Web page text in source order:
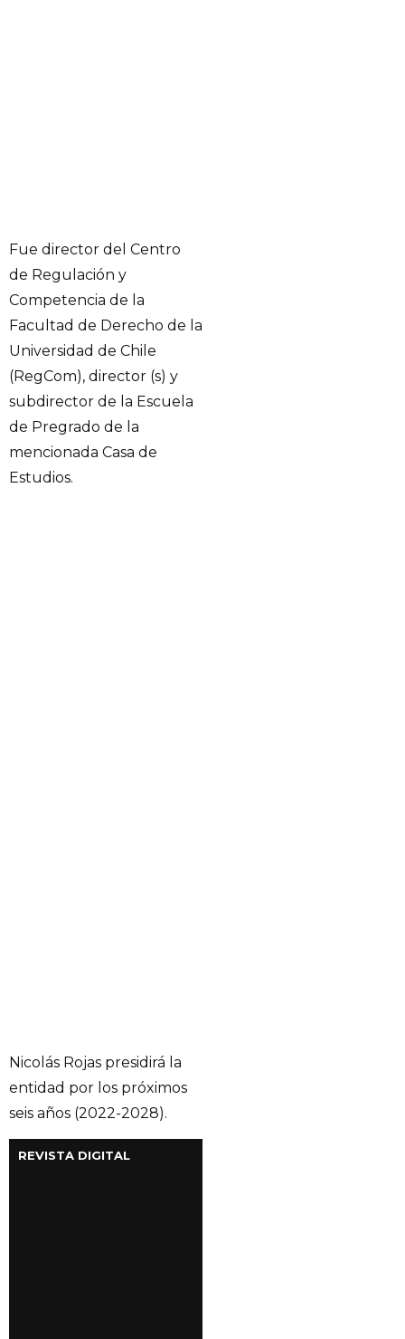
Fue director del Centro
de Regulación y
Competencia de la
Facultad de Derecho de la
Universidad de Chile
(RegCom), director (s) y
subdirector de la Escuela
de Pregrado de la
mencionada Casa de
Estudios.
Nicolás Rojas presidirá la
entidad por los próximos
seis años (2022-2028).
REVISTA DIGITAL